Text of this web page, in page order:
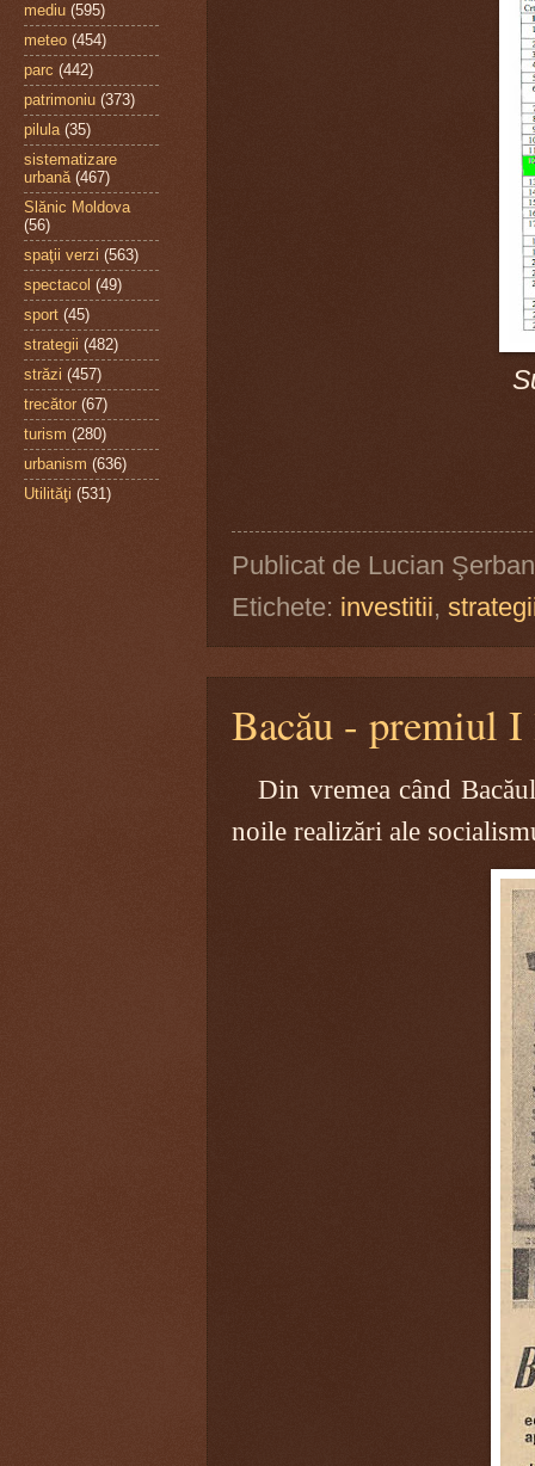
Publicat de Lucian Şerban
Etichete: investitii,
Bacău - premiul
Din vremea când
noile realizări ale
mediu (595)
meteo (454)
parc (442)
patrimoniu (373)
pilula (35)
sistematizare
urbană (467)
Slănic Moldova
(56)
spaţii verzi (563)
spectacol (49)
sport (45)
strategii (482)
străzi (457)
trecător (67)
turism (280)
urbanism (636)
Utilităţi (531)